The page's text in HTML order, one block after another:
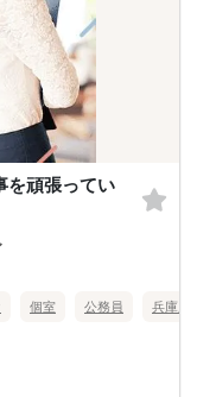
を頑張ってい
個室 公務員 兵庫県